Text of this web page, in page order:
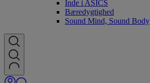
Inde i ASICS
Bæredygtighed
Sound Mind, Sound Body